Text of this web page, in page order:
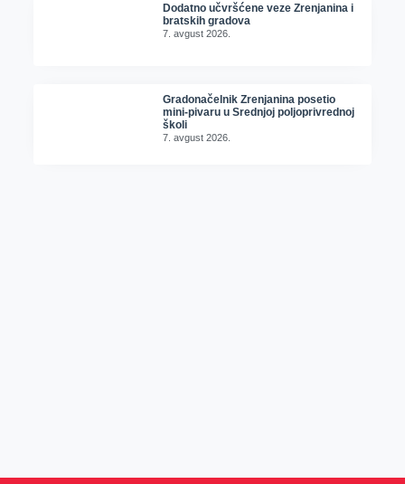
Dodatno učvršćene veze Zrenjanina i
bratskih gradova
7. avgust 2026.
Gradonačelnik Zrenjanina posetio
mini-pivaru u Srednjoj poljoprivrednoj
školi
7. avgust 2026.